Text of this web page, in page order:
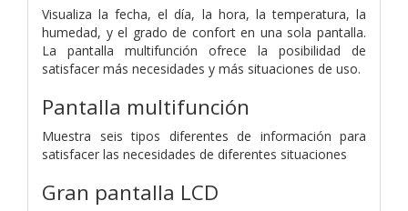
Visualiza la fecha, el día, la hora, la temperatura, la
humedad, y el grado de confort en una sola pantalla.
La pantalla multifunción ofrece la posibilidad de
satisfacer más necesidades y más situaciones de uso.
Pantalla multifunción
Muestra seis tipos diferentes de información para
satisfacer las necesidades de diferentes situaciones
Gran pantalla LCD